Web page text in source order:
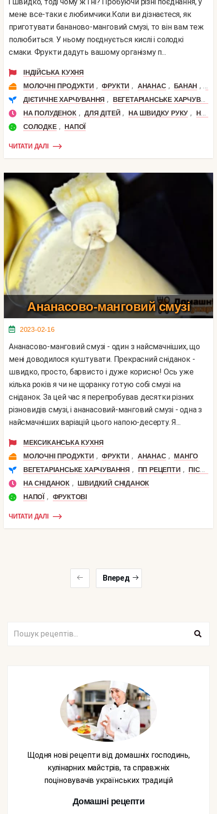
мене все-таки є любимчики.Коли ви дізнаєтеся, як
приготувати бананово-манговий смузі, то він вам теж
полюбиться. У ньому поєднується кислі і солодкі
смаки. Фрукти дадуть вашому організму п...
ІНДІЙСЬКА КУХНЯ
МОЛОЧНІ ПРОДУКТИ , ФРУКТИ , АНАНАС , БАНАН ,
ДІЄТИЧНЕ ХАРЧУВАННЯ ,
ВЕГЕТАРІАНСЬКЕ ХАРЧУВАННЯ
НА ПОЛУДЕНОК , ДЛЯ ДІТЕЙ , НА ШВИДКУ РУКУ ,
НА СНІДАНОК
СОЛОДКЕ , НАПОЇ
ЧИТАТИ ДАЛІ
Ананасово-манговий смузі
2023-02-16
Ананасово-манговий смузі - один з найсмачніших, що
мені доводилося куштувати. Прекрасний сніданок -
швидко, просто, барвисто і дуже корисно! Ось уже
кілька років я чи не щоранку готую собі смузі на
сніданок. За цей час я перепробував десятки різних
різновидів смузі, і ананасовий-манговий смузі - одна з
найсмачніших варіацій цього напою-десерту. Я...
МЕКСИКАНСЬКА КУХНЯ
МОЛОЧНІ ПРОДУКТИ , ФРУКТИ , АНАНАС ,
МАНГО
ВЕГЕТАРІАНСЬКЕ ХАРЧУВАННЯ , ПП РЕЦЕПТИ ,
ПІСНІ СТРАВИ
НА СНІДАНОК ,
ШВИДКИЙ СНІДАНОК
НАПОЇ , ФРУКТОВІ
ЧИТАТИ ДАЛІ
Вперед
Щодня нові рецепти від домашніх господинь,
кулінарних майстрів, та справжніх
поціновувачів українських традицій
Домашні рецепти